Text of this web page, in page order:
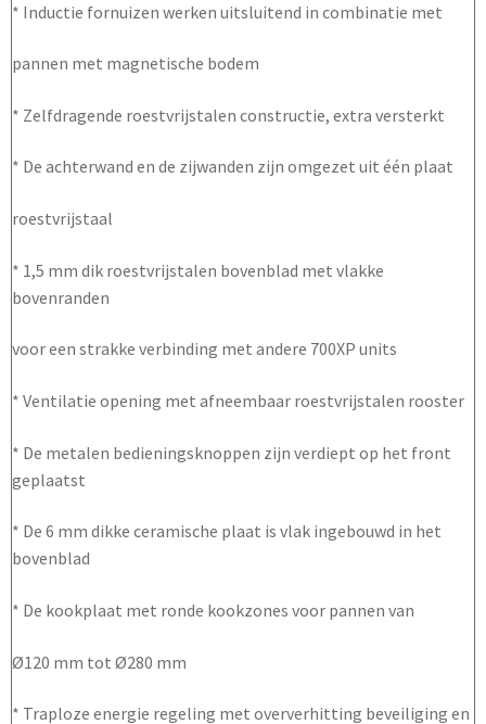
* Inductie fornuizen werken uitsluitend in combinatie met
pannen met magnetische bodem
* Zelfdragende roestvrijstalen constructie, extra versterkt
* De achterwand en de zijwanden zijn omgezet uit één plaat
roestvrijstaal
* 1,5 mm dik roestvrijstalen bovenblad met vlakke
bovenranden
voor een strakke verbinding met andere 700XP units
* Ventilatie opening met afneembaar roestvrijstalen rooster
* De metalen bedieningsknoppen zijn verdiept op het front
geplaatst
* De 6 mm dikke ceramische plaat is vlak ingebouwd in het
bovenblad
* De kookplaat met ronde kookzones voor pannen van
Ø120 mm tot Ø280 mm
* Traploze energie regeling met oververhitting beveiliging en